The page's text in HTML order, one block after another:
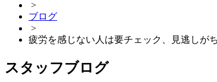
>
ブログ
>
疲労を感じない人は要チェック、見逃しが
スタッフブログ